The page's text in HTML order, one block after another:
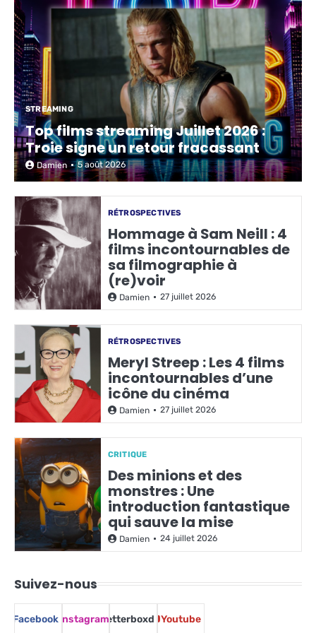
STREAMING
Top films streaming Juillet 2026 :
Troie signe un retour fracassant
Damien 5 août 2026
RÉTROSPECTIVES
Hommage à Sam Neill : 4
films incontournables de
sa filmographie à
(re)voir
Damien 27 juillet 2026
RÉTROSPECTIVES
Meryl Streep : Les 4 films
incontournables d’une
icône du cinéma
Damien 27 juillet 2026
CRITIQUE
Des minions et des
monstres : Une
introduction fantastique
qui sauve la mise
Damien 24 juillet 2026
Suivez-nous
Facebook InstagramLetterboxd Youtube